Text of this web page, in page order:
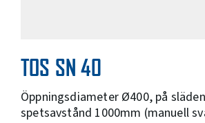
TOS SN 40
Öppningsdiameter Ø400, på
spetsavstånd 1000mm (manuell